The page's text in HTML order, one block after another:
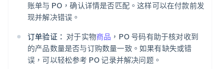
账单与 PO，确认详情是否匹配。这样可以在付款前发
现并解决错误。
订单验证： 对于实物商品 ，PO 号码有助于核对收到
的产品数量是否与订购数量一致。如果有缺失或错
误，可以轻松参考 PO 记录并解决问题。